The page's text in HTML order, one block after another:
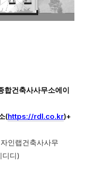
합건축사사무소에이
(https://rdl.co.kr)+
인랩건축사사무
디)